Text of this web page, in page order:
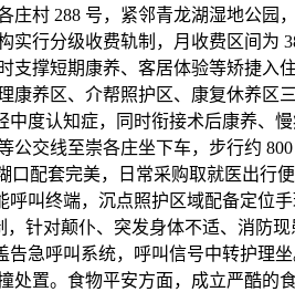
村 288 号，紧邻青龙湖湿地公园
行分级收费轨制，月收费区间为
撑短期康养、客居体验等矫捷入
养区、介帮照护区、康复休养区
度认知症，同时衔接术后康养、
交线至崇各庄坐下车，步行约
配套完美，日常采购取就医出行
叫终端，沉点照护区域配备定位
针对颠仆、突发身体不适、消防
急呼叫系统，呼叫信号中转护理
置。食物平安方面，成立严酷的